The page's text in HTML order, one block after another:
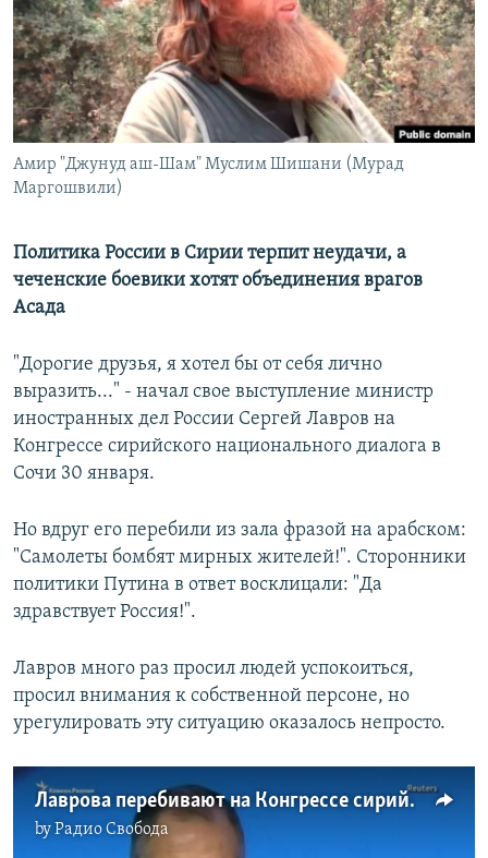
РАСПИСАНИЕ ВЕЩАНИЯ
ПОДПИШИТЕСЬ НА РАССЫЛКУ
СОЦИАЛЬНЫЕ СЕТИ
Все сайты РСЕ/РС
Амир "Джунуд аш-Шам" Муслим Шишани (Мурад
Маргошвили)
Политика России в Сирии терпит неудачи, а
чеченские боевики хотят объединения врагов
Асада
"Дорогие друзья, я хотел бы от себя лично
выразить..." - начал свое выступление министр
иностранных дел России Сергей Лавров на
Конгрессе сирийского национального диалога в
Сочи 30 января.
Но вдруг его перебили из зала фразой на арабском:
"Самолеты бомбят мирных жителей!". Сторонники
политики Путина в ответ восклицали: "Да
здравствует Россия!".
Лавров много раз просил людей успокоиться,
просил внимания к собственной персоне, но
урегулировать эту ситуацию оказалось непросто.
Лаврова перебивают на Конгрессе сирийского национального диалога в Сочи
byРадио Свобода